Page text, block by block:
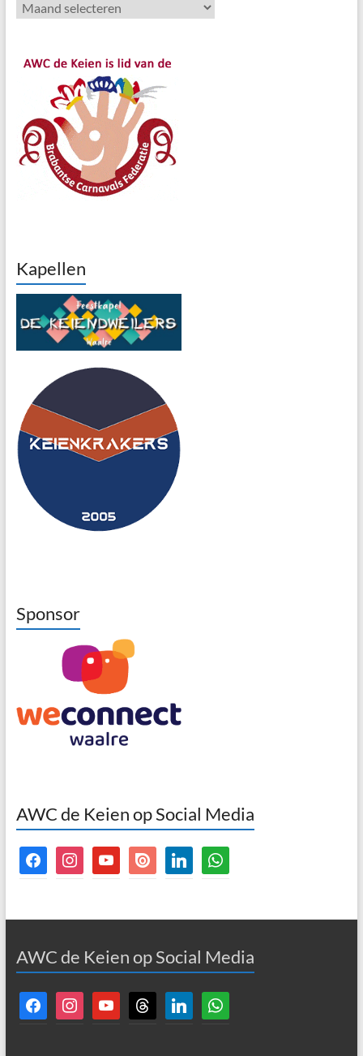
Archieven
Kapellen
Sponsor
AWC de Keien op Social Media
facebookinstagramyoutubeissuu linkedinwhatsapp
AWC de Keien op Social Media
facebookinstagramyoutube threads linkedin whatsapp